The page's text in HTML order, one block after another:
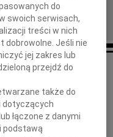
wielkiej straty żegnamy
Pana
Substyka
do
swoich serwisach,
treści w nich
dobrowolne. Jeśli nie
jej zakres lub
przejdź do
także do
dotyczących
łączone z danymi
podstawą